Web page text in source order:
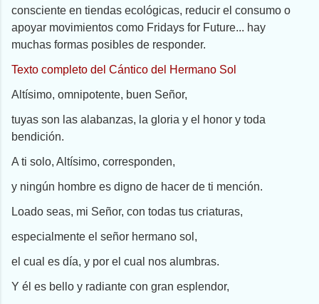
consciente en tiendas ecológicas, reducir el consumo o
apoyar movimientos como Fridays for Future... hay
muchas formas posibles de responder.
Texto completo del Cántico del Hermano Sol
Altísimo, omnipotente, buen Señor,
tuyas son las alabanzas, la gloria y el honor y toda
bendición.
A ti solo, Altísimo, corresponden,
y ningún hombre es digno de hacer de ti mención.
Loado seas, mi Señor, con todas tus criaturas,
especialmente el señor hermano sol,
el cual es día, y por el cual nos alumbras.
Y él es bello y radiante con gran esplendor,